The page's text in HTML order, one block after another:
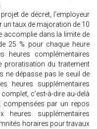
de décret, l’employeur
un taux de majoration de 10
accomplie dans la limite de
25 % pour chaque heure
heures complémentaires
proratisation du traitement
ne dépasse pas le seuil de
heures supplémentaires
c’est-à-dire au-delà
compensées par un repos
supplémentaires
horaires pour travaux